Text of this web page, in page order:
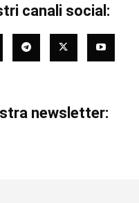
canali social:
newsletter: